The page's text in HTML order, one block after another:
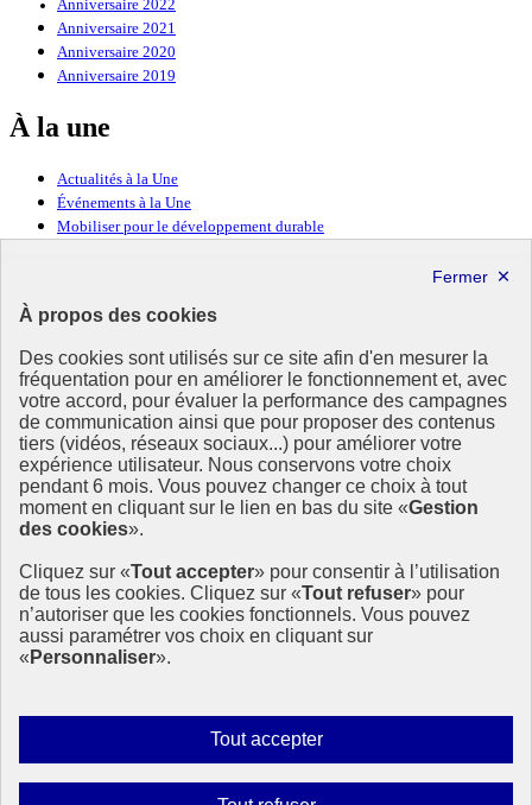
À propos des cookies
Des cookies sont utilisés sur ce site afin d'en mesurer la
fréquentation pour en améliorer le fonctionnement et, avec
votre accord, pour évaluer la performance des campagnes
de communication ainsi que pour proposer des contenus
tiers (vidéos, réseaux sociaux...) pour améliorer votre
expérience utilisateur. Nous conservons votre choix
pendant 6 mois. Vous pouvez changer ce choix à tout
moment en cliquant sur le lien en bas du site «Gestion
des cookies».
Cliquez sur «Tout accepter» pour consentir à l’utilisation
de tous les cookies. Cliquez sur «Tout refuser» pour
n’autoriser que les cookies fonctionnels. Vous pouvez
aussi paramétrer vos choix en cliquant sur
« Personnaliser».
Tout accepterAutoriser
tous
Anniversaire 2022
Anniversaire 2021
Anniversaire 2020
Anniversaire 2019
À la une
Actualités à la Une
Événements à la Une
Mobiliser pour le développement durable
Ressources
Ressources
La Méth’ODD
Gouvernement
Ce site propose l’information de référence concernant l’Agenda
2030 et la feuille de route de la France. Il valorise la mobilisation de
tous les acteurs.
info.gouv.fr- ouvre une nouvelle fenêtre
service-public.fr - ouvre une nouvelle fenêtre
legifrance.gouv.fr- ouvre une nouvelle fenêtre
data.gouv.fr- ouvre une nouvelle fenêtre
Plan du site
Mentions légales